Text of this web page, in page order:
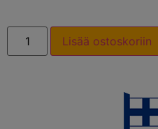
Lisää ostoskoriin